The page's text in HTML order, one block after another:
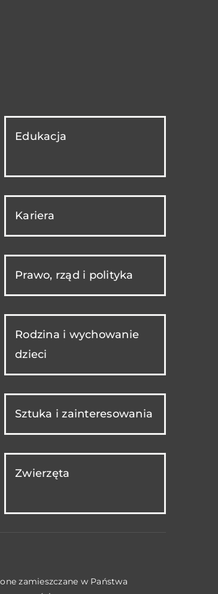
Edukacja
Kariera
Prawo, rząd i polityka
Rodzina i wychowanie
dzieci
Sztuka i zainteresowania
Zwierzęta
zamieszczane w Państwa